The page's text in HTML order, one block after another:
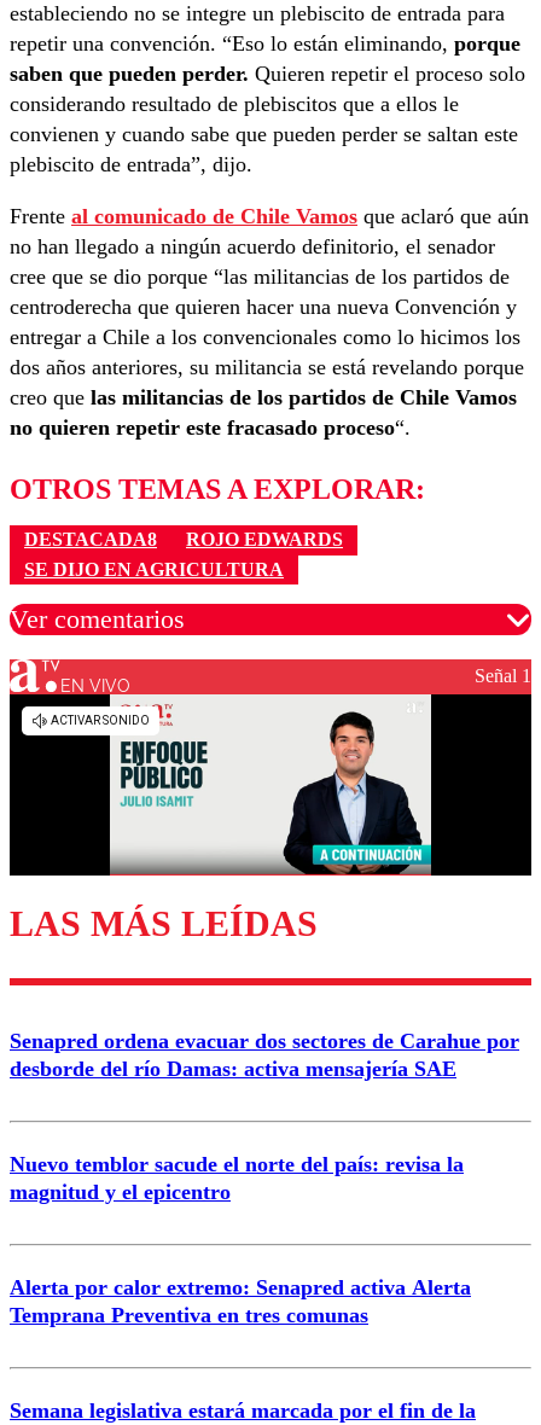
estableciendo no se integre un plebiscito de entrada para
repetir una convención. “Eso lo están eliminando, porque
saben que pueden perder. Quieren repetir el proceso solo
considerando resultado de plebiscitos que a ellos le
convienen y cuando sabe que pueden perder se saltan este
plebiscito de entrada”, dijo.
Frente al comunicado de Chile Vamos que aclaró que aún
no han llegado a ningún acuerdo definitorio, el senador
cree que se dio porque “las militancias de los partidos de
centroderecha que quieren hacer una nueva Convención y
entregar a Chile a los convencionales como lo hicimos los
dos años anteriores, su militancia se está revelando porque
creo que las militancias de los partidos de Chile Vamos
no quieren repetir este fracasado proceso“.
OTROS TEMAS A EXPLORAR:
DESTACADA8
ROJO EDWARDS
SE DIJO EN AGRICULTURA
Ver comentarios
Los comentarios son moderados para garantizar un
diálogo respetuoso.
Enviar comentario
EN VIVO Señal 1
LAS MÁS LEÍDAS
Senapred ordena evacuar dos sectores de Carahue por
desborde del río Damas: activa mensajería SAE
Nuevo temblor sacude el norte del país: revisa la
magnitud y el epicentro
Alerta por calor extremo: Senapred activa Alerta
Temprana Preventiva en tres comunas
Semana legislativa estará marcada por el fin de la